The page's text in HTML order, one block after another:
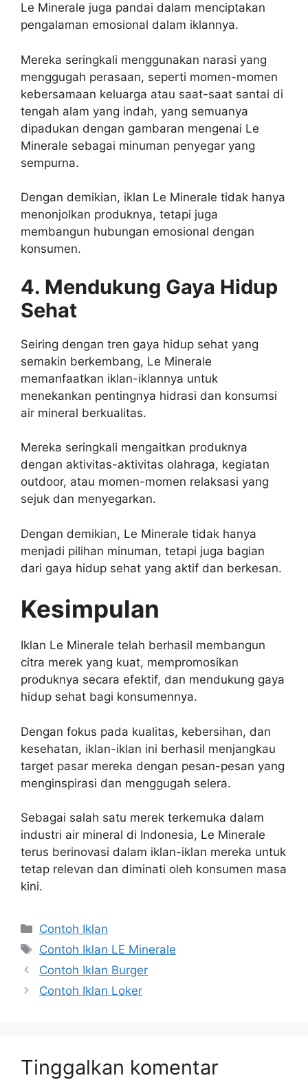
Le Minerale juga pandai dalam menciptakan
pengalaman emosional dalam iklannya.
Mereka seringkali menggunakan narasi yang
menggugah perasaan, seperti momen-momen
kebersamaan keluarga atau saat-saat santai di
tengah alam yang indah, yang semuanya
dipadukan dengan gambaran mengenai Le
Minerale sebagai minuman penyegar yang
sempurna.
Dengan demikian, iklan Le Minerale tidak hanya
menonjolkan produknya, tetapi juga
membangun hubungan emosional dengan
konsumen.
4. Mendukung Gaya Hidup
Sehat
Seiring dengan tren gaya hidup sehat yang
semakin berkembang, Le Minerale
memanfaatkan iklan-iklannya untuk
menekankan pentingnya hidrasi dan konsumsi
air mineral berkualitas.
Mereka seringkali mengaitkan produknya
dengan aktivitas-aktivitas olahraga, kegiatan
outdoor, atau momen-momen relaksasi yang
sejuk dan menyegarkan.
Dengan demikian, Le Minerale tidak hanya
menjadi pilihan minuman, tetapi juga bagian
dari gaya hidup sehat yang aktif dan berkesan.
Kesimpulan
Iklan Le Minerale telah berhasil membangun
citra merek yang kuat, mempromosikan
produknya secara efektif, dan mendukung gaya
hidup sehat bagi konsumennya.
Dengan fokus pada kualitas, kebersihan, dan
kesehatan, iklan-iklan ini berhasil menjangkau
target pasar mereka dengan pesan-pesan yang
menginspirasi dan menggugah selera.
Sebagai salah satu merek terkemuka dalam
industri air mineral di Indonesia, Le Minerale
terus berinovasi dalam iklan-iklan mereka untuk
tetap relevan dan diminati oleh konsumen masa
kini.
Contoh Iklan
Contoh Iklan LE Minerale
Contoh Iklan Burger
Contoh Iklan Loker
Tinggalkan komentar